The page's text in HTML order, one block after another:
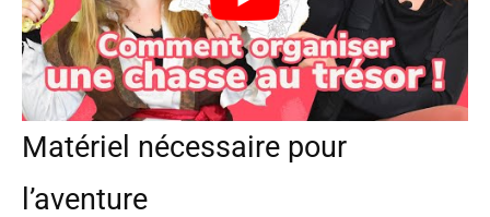
Matériel nécessaire pour
l’aventure